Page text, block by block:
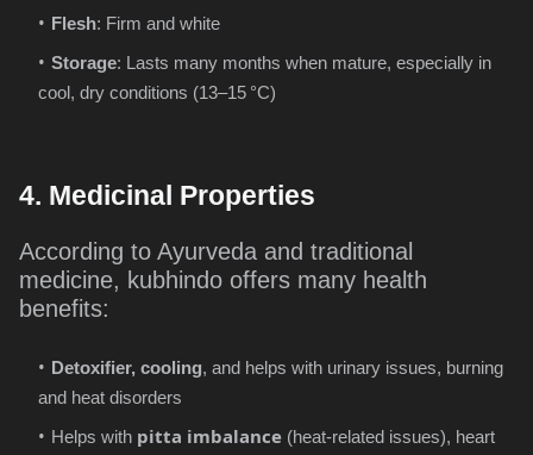
Flesh: Firm and white
Storage: Lasts many months when mature, especially in
cool, dry conditions (13–15 °C)
4. Medicinal Properties
According to Ayurveda and traditional
medicine, kubhindo offers many health
benefits:
Detoxifier, cooling, and helps with urinary issues, burning
and heat disorders
Helps with pitta imbalance (heat-related issues), heart